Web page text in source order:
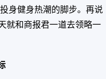
身健身热潮的脚步。再说
就和商报君一道去领略一